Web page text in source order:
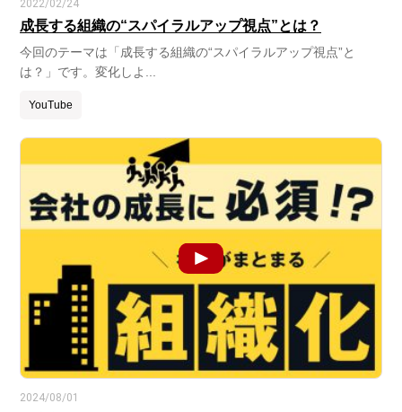
2022/02/24
成長する組織の“スパイラルアップ視点”とは？
今回のテーマは「成長する組織の“スパイラルアップ視点”と
は？」です。変化しよ...
YouTube
2024/08/01